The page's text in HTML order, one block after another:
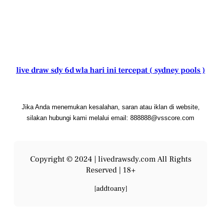
live draw sdy 6d wla hari ini tercepat ( sydney pools )
Jika Anda menemukan kesalahan, saran atau iklan di website,
silakan hubungi kami melalui email: 888888@vsscore.com
Copyright © 2024 | livedrawsdy.com All Rights
Reserved | 18+
[addtoany]